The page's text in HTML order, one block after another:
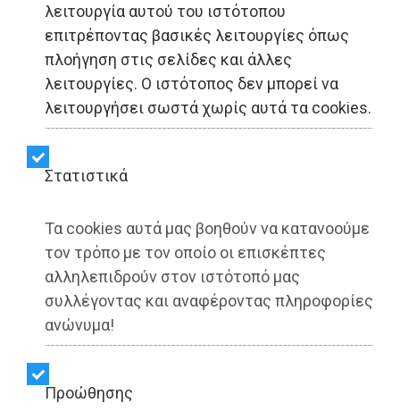
λειτουργία αυτού του ιστότοπου
επιτρέποντας βασικές λειτουργίες όπως
πλοήγηση στις σελίδες και άλλες
λειτουργίες. Ο ιστότοπος δεν μπορεί να
λειτουργήσει σωστά χωρίς αυτά τα cookies.
Στατιστικά
Τα cookies αυτά μας βοηθούν να κατανοούμε
τον τρόπο με τον οποίο οι επισκέπτες
αλληλεπιδρούν στον ιστότοπό μας
συλλέγοντας και αναφέροντας πληροφορίες
ανώνυμα!
Προώθησης
LIFESTYLE - Καλύβια
Έρχεται το Lagonisi
MusicArt Festival 2026 -
23-26 Ιουλίου
Share:
Dimotisnews | 30/06/2026 - 14:02
▶️ Ακούστε το κείμενο